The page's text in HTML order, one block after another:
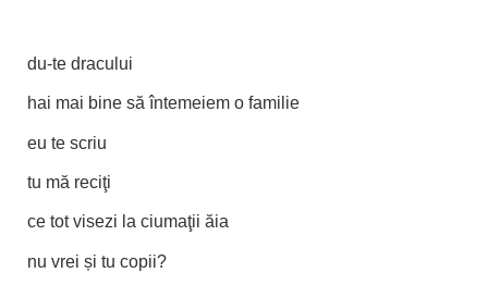
du-te dracului
hai mai bine să întemeiem o familie
eu te scriu
tu mă reciţi
ce tot visezi la ciumaţii ăia
nu vrei și tu copii?